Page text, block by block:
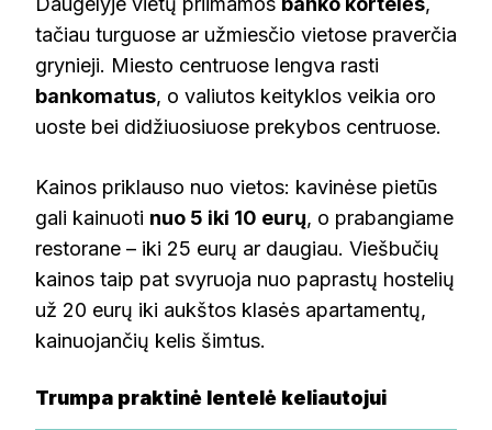
tačiau turguose ar užmiesčio vietose praverčia
grynieji. Miesto centruose lengva rasti
bankomatus, o valiutos keityklos veikia oro
uoste bei didžiuosiuose prekybos centruose.
Kainos priklauso nuo vietos: kavinėse pietūs
gali kainuoti nuo 5 iki 10 eurų, o prabangiame
restorane – iki 25 eurų ar daugiau. Viešbučių
kainos taip pat svyruoja nuo paprastų hostelių
už 20 eurų iki aukštos klasės apartamentų,
kainuojančių kelis šimtus.
Trumpa praktinė lentelė keliautojui